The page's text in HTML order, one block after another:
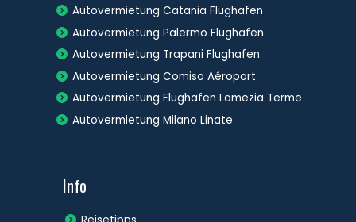
Autovermietung Catania Flughafen
Autovermietung Palermo Flughafen
Autovermietung Trapani Flughafen
Autovermietung Comiso Aéroport
Autovermietung Flughafen Lamezia Terme
Autovermietung Milano Linate
Info